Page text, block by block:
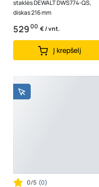
staklės DEWALT DWS774-QS,
diskas 216 mm
52900 € / vnt.
Į krepšelį
0/5 (0)